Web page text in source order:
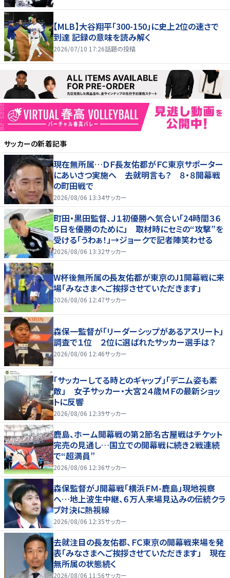
【MLB】大谷翔平「300-150」に史上2位の速さで
到達 記録の意味を読み解く
2026/07/10 17:26話題の投稿
サッカーの新着記事
現在無所属…ＤＦ長友佑都がＦＣ東京サポーター
にあいさつ実施へ 去就明言も？ ８・８開幕戦
の町田戦で
2026/08/06 13:34サッカー
町田・黒田監督、Ｊ１初優勝へ気合い「24時間３６
５日を優勝のために」 取材時にセミの“攻撃”を
受ける「うわぁ！」→ジョークで記者陣笑わせる
2026/08/06 13:32サッカー
W杯後無所属の長友佑都が東京のJ1開幕戦に来
場「みなさまへご挨拶させていただきます」
2026/08/06 12:47サッカー
森保一監督が「リーダーシップがあるアスリート」
調査で１位 ２位に選ばれたサッカー選手は？
2026/08/06 12:46サッカー
「サッカーしてる時とのギャップ」「デニム姿も素
敵」 女子サッカー・大宮２４歳ＭＦの最新ショッ
トに反響
2026/08/06 12:39サッカー
鹿島、ホーム開幕戦の第２節名古屋戦はチケット
完売の見通し…国立での開幕戦に続き２戦連続
で“超満員”
2026/08/06 12:36サッカー
森保監督がＪ開幕戦「横浜ＦＭ-鹿島」現地視察
へ…地上波生中継、６万人来場見込みの伝統クラ
ブ対決に熱視線
2026/08/06 12:35サッカー
去就注目の長友佑都、ＦＣ東京の開幕戦来場を発
表「みなさまへご挨拶させていただきます」 現在
無所属の状態続く
2026/08/06 11:56サッカー